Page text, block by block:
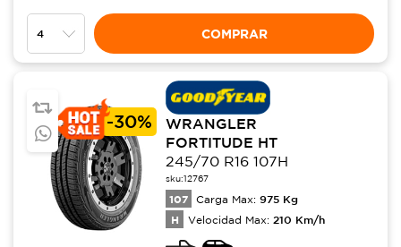
COMPRAR
-30%
WRANGLER
FORTITUDE HT
245/70 R16 107H
sku:12767
107 Carga Max: 975 Kg
H Velocidad Max: 210 Km/h